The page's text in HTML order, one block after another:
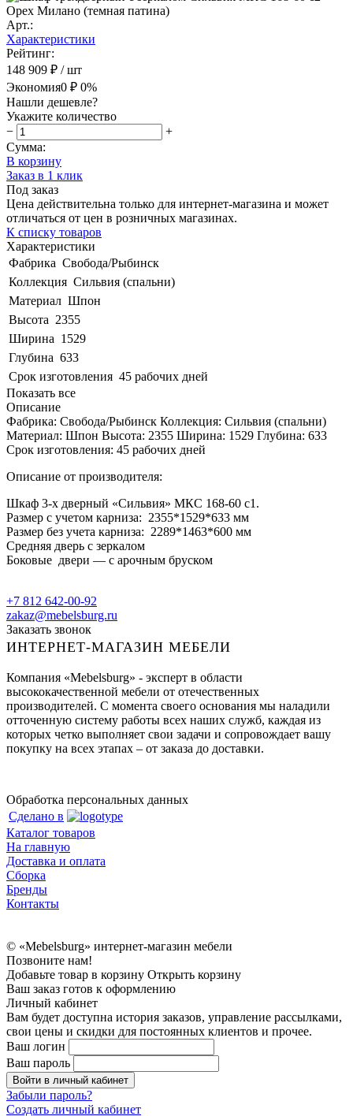
Арт.:
Характеристики
Рейтинг:
148 909 ₽ / шт
Экономия0 ₽ 0%
Нашли дешевле?
Укажите количество
−
+
Сумма:
В корзину
Заказ в 1 клик
Под заказ
Цена действительна только для интернет-магазина и может
отличаться от цен в розничных магазинах.
К списку товаров
Характеристики
Фабрика Свобода/Рыбинск
Коллекция Сильвия (спальни)
Материал Шпон
Высота 2355
Ширина 1529
Глубина 633
Срок изготовления 45 рабочих дней
Показать все
Описание
Фабрика: Свобода/Рыбинск Коллекция: Сильвия (спальни)
Материал: Шпон Высота: 2355 Ширина: 1529 Глубина: 633
Срок изготовления: 45 рабочих дней
Описание от производителя:
Шкаф 3-х дверный «Сильвия» МКС 168-60 с1.
Размер с учетом карниза: 2355*1529*633 мм
Размер без учета карниза: 2289*1463*600 мм
Средняя дверь с зеркалом
Боковые двери — с арочным бруском
+7 812 642-00-92
zakaz@mebelsburg.ru
Заказать звонок
ИНТЕРНЕТ-МАГАЗИН МЕБЕЛИ
Компания «Mebelsburg» - эксперт в области
высококачественной мебели от отечественных
производителей. С момента своего основания мы наладили
отточенную систему работы всех наших служб, каждая из
которых четко выполняет свои задачи и сопровождает вашу
покупку на всех этапах – от заказа до доставки.
Обработка персональных данных
Сделано в
Каталог товаров
На главную
Доставка и оплата
Сборка
Бренды
Контакты
© «Mebelsburg» интернет-магазин мебели
Позвоните нам!
Добавьте товар в корзину Открыть корзину
Ваш заказ готов к оформлению
Личный кабинет
Вам будет доступна история заказов, управление рассылками,
свои цены и скидки для постоянных клиентов и прочее.
Ваш логин
Ваш пароль
Войти в личный кабинет
Забыли пароль?
Создать личный кабинет